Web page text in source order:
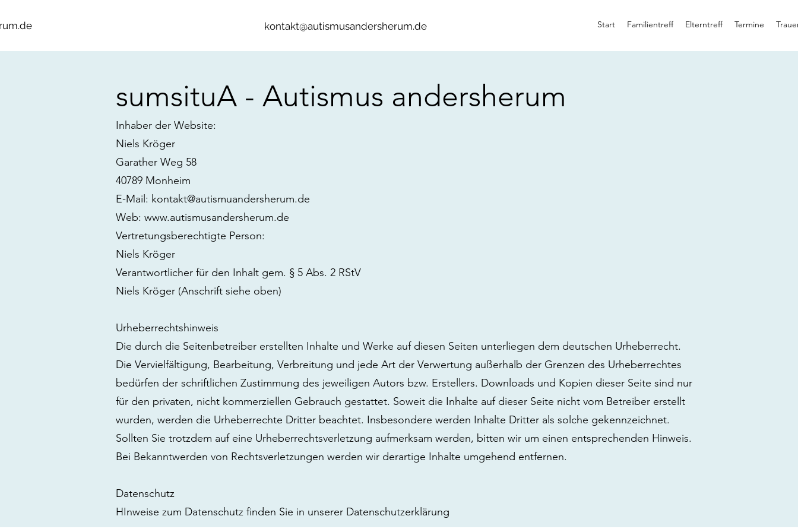
kontakt@autismusandersherum.de Start Familientreff Elterntreff Termine
sumsituA - Autismus andersherum
Inhaber der Website:
Niels Kröger
Garather Weg 58
40789 Monheim
E-Mail: kontakt@autismuandersherum.de
Web: www.autismusandersherum.de
Vertretungsberechtigte Person:
Niels Kröger
Verantwortlicher für den Inhalt gem. § 5 Abs. 2 RStV
Niels Kröger (Anschrift siehe oben)
Urheberrechtshinweis
Die durch die Seitenbetreiber erstellten Inhalte und Werke auf diesen Seiten unterliegen dem deutschen Urheberrecht.
Die Vervielfältigung, Bearbeitung, Verbreitung und jede Art der Verwertung außerhalb der Grenzen des Urheberrechtes
bedürfen der schriftlichen Zustimmung des jeweiligen Autors bzw. Erstellers. Downloads und Kopien dieser Seite sind nur
für den privaten, nicht kommerziellen Gebrauch gestattet. Soweit die Inhalte auf dieser Seite nicht vom Betreiber erstellt
wurden, werden die Urheberrechte Dritter beachtet. Insbesondere werden Inhalte Dritter als solche gekennzeichnet.
Sollten Sie trotzdem auf eine Urheberrechtsverletzung aufmerksam werden, bitten wir um einen entsprechenden Hinweis.
Bei Bekanntwerden von Rechtsverletzungen werden wir derartige Inhalte umgehend entfernen.
Datenschutz
HInweise zum Datenschutz finden Sie in unserer Datenschutzerklärung